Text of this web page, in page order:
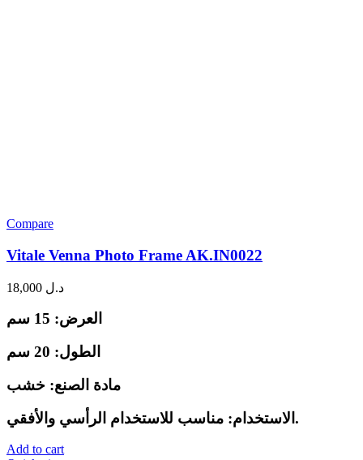
Compare
Vitale Venna Photo Frame AK.IN0022
د.ل
العرض: 15 سم
الطول: 20 سم
مادة الصنع: خشب
الاستخدام: مناسب للاستخدام الرأسي والأفقي.
Add to cart